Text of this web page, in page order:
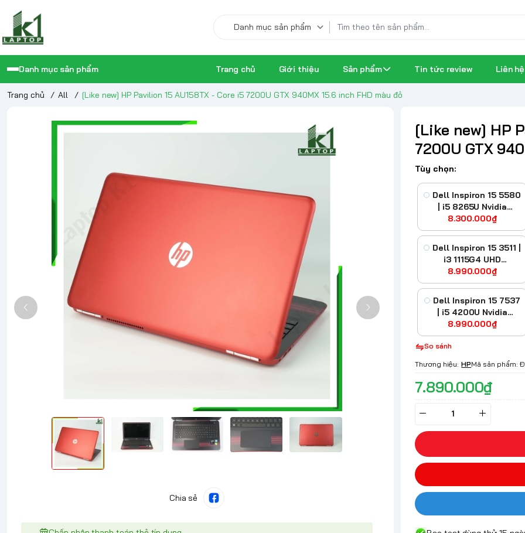
Danh mục sản phẩm Trang chủ Giới thiệu Sản phẩm Tin tức review Liên hệ
Trang chủ / All / [Like new] HP Pavilion 15 AU158TX - Core i5 7200U GTX 940MX 15.6 inch FHD màu đỏ
Chia sẻ
[Like new] HP
7200U GTX
Tùy chọn:
Dell Inspiron 15 5580
| i5 8265U Nvidia
MX250 15.6inch FHD
8.300.000₫
Dell Inspiron 15 3511 |
i3 1115G4 UHD
Graphics
8.990.000₫
Dell Inspiron 15 7537
| i5 4200U Nvidia
GT750M HD
8.990.000₫
So sánh
Thương hiệu: HPMã sản phẩm:
7.890.000₫